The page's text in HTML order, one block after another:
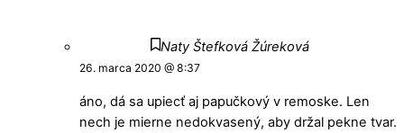
Naty Štefková Žúreková
26. marca 2020 @ 8:37
áno, dá sa upiecť aj papučkový v remoske. Len
nech je mierne nedokvasený, aby držal pekne tvar.